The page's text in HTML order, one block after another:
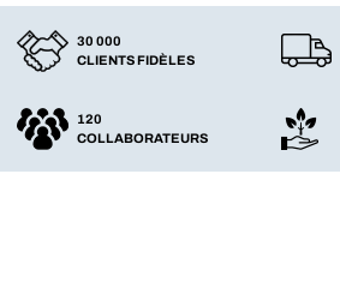
30 000
CLIENTS FIDÈLES
120
COLLABORATEURS